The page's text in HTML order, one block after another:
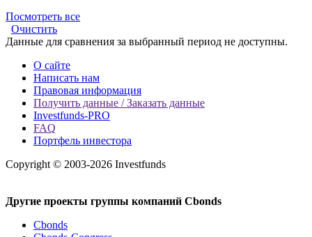
Посмотреть все
Очистить
Данные для сравнения за выбранный период не доступны.
О сайте
Написать нам
Правовая информация
Получить данные / Заказать данные
Investfunds-PRO
FAQ
Портфель инвестора
Copyright © 2003-2026 Investfunds
Другие проекты группы компаний Cbonds
Cbonds